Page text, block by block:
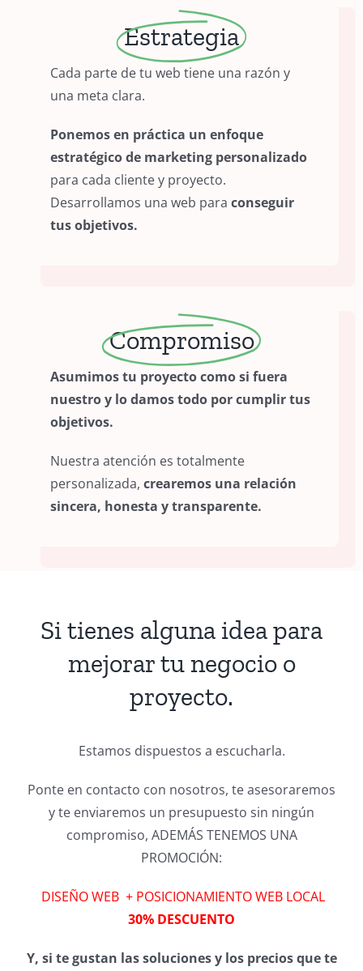
Estrategia
Cada parte de tu web tiene una razón y
una meta clara.
Ponemos en práctica un enfoque
estratégico de marketing personalizado
para cada cliente y proyecto.
Desarrollamos una web para conseguir
tus objetivos.
Compromiso
Asumimos tu proyecto como si fuera
nuestro y lo damos todo por cumplir tus
objetivos.
Nuestra atención es totalmente
personalizada, crearemos una relación
sincera, honesta y transparente.
Si tienes alguna idea para
mejorar tu negocio o
proyecto.
Estamos dispuestos a escucharla.
Ponte en contacto con nosotros, te asesoraremos
y te enviaremos un presupuesto sin ningún
compromiso, ADEMÁS TENEMOS UNA
PROMOCIÓN:
DISEÑO WEB + POSICIONAMIENTO WEB LOCAL
30% DESCUENTO
Y, si te gustan las soluciones y los precios que te